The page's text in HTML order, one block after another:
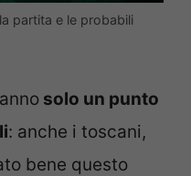
partita e le probabili
solo un punto
: anche i toscani,
bene questo